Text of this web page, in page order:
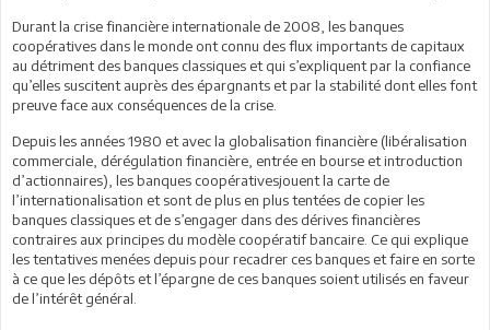
Durant la crise financière internationale de 2008, les banques
coopératives dans le monde ont connu des flux importants de capitaux
au détriment des banques classiques et qui s’expliquent par la confiance
qu’elles suscitent auprès des épargnants et par la stabilité dont elles font
preuve face aux conséquences de la crise.
Depuis les années 1980 et avec la globalisation financière (libéralisation
commerciale, dérégulation financière, entrée en bourse et introduction
d’actionnaires), les banques coopérativesjouent la carte de
l’internationalisation et sont de plus en plus tentées de copier les
banques classiques et de s’engager dans des dérives financières
contraires aux principes du modèle coopératif bancaire. Ce qui explique
les tentatives menées depuis pour recadrer ces banques et faire en sorte
à ce que les dépôts et l’épargne de ces banques soient utilisés en faveur
de l’intérêt général.